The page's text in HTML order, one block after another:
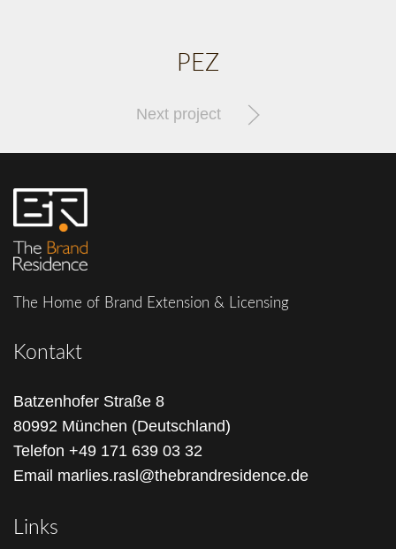
PEZ
Next project
The Home of Brand Extension & Licensing
Kontakt
Batzenhofer Straße 8
80992 München (Deutschland)
Telefon +49 171 639 03 32
Email marlies.rasl@thebrandresidence.de
Links